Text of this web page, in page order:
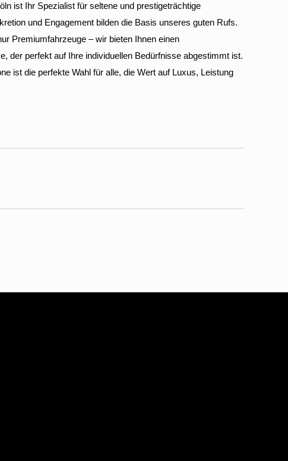
ist Ihr Spezialist für seltene und prestigeträchtige
und Engagement bilden die Basis unseres guten Rufs.
Premiumfahrzeuge – wir bieten Ihnen einen
der perfekt auf Ihre individuellen Bedürfnisse abgestimmt ist.
ist die perfekte Wahl für alle, die Wert auf Luxus, Leistung